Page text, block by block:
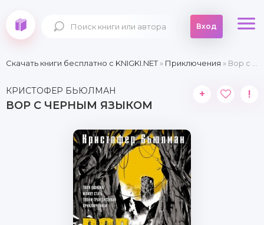
Вход
Скачать книги бесплатно c KNIGKI.NET» Приключения » Вор с черным языком
КРИСТОФЕР БЬЮЛМАН
ВОР С ЧЕРНЫМ ЯЗЫКОМ
+ !